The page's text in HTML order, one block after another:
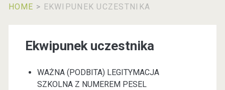
HOME > EKWIPUNEK UCZESTNIKA
Ekwipunek uczestnika
WAŻNA (PODBITA) LEGITYMACJA
SZKOLNA Z NUMEREM PESEL